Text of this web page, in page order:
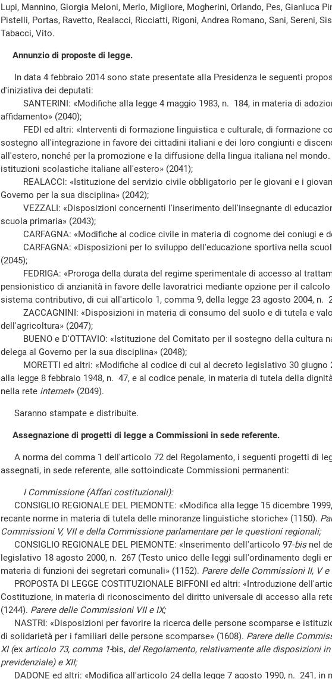
Lupi, Mannino, Giorgia Meloni, Merlo, Migliore, Mogherini, Orlando, Pes, Gianluca
Pistelli, Portas, Ravetto, Realacci, Ricciatti, Rigoni, Andrea Romano, Sani, Sereni,
Tabacci, Vito.
Annunzio di proposte di legge.
In data 4 febbraio 2014 sono state presentate alla Presidenza le seguenti
d'iniziativa dei deputati:
SANTERINI: «Modifiche alla legge 4 maggio 1983, n. 184, in materia di
affidamento» (2040);
FEDI ed altri: «Interventi di formazione linguistica e culturale, di formazione
sostegno all'integrazione in favore dei cittadini italiani e dei loro congiunti e
all'estero, nonché per la promozione e la diffusione della lingua italiana nel
istituzioni scolastiche italiane all'estero» (2041);
REALACCI: «Istituzione del servizio civile obbligatorio per le giovani e i
Governo per la sua disciplina» (2042);
VEZZALI: «Disposizioni concernenti l'inserimento dell'insegnante di
scuola primaria» (2043);
CARFAGNA: «Modifiche al codice civile in materia di cognome dei coniugi e
CARFAGNA: «Disposizioni per lo sviluppo dell'educazione sportiva nella
(2045);
FEDRIGA: «Proroga della durata del regime sperimentale di accesso al
pensionistico di anzianità in favore delle lavoratrici mediante opzione per il
sistema contributivo, di cui all'articolo 1, comma 9, della legge 23 agosto 2004, n.
ZACCAGNINI: «Disposizioni in materia di consumo del suolo e di tutela e
dell'agricoltura» (2047);
BUENO e D'OTTAVIO: «Istituzione del Comitato per il sostegno della cultura
delega al Governo per la sua disciplina» (2048);
MORETTI ed altri: «Modifiche al codice di cui al decreto legislativo 30 giugno
alla legge 8 febbraio 1948, n. 47, e al codice penale, in materia di tutela della
nella rete internet» (2049).
Saranno stampate e distribuite.
Assegnazione di progetti di legge a Commissioni in sede referente.
A norma del comma 1 dell'articolo 72 del Regolamento, i seguenti progetti di
assegnati, in sede referente, alle sottoindicate Commissioni permanenti:
I Commissione (Affari costituzionali):
CONSIGLIO REGIONALE DEL PIEMONTE: «Modifica alla legge 15 dicembre
recante norme in materia di tutela delle minoranze linguistiche storiche» (1150).
Commissioni V, VII e della Commissione parlamentare per le questioni regionali;
CONSIGLIO REGIONALE DEL PIEMONTE: «Inserimento dell'articolo 97-bisnel
legislativo 18 agosto 2000, n. 267 (Testo unico delle leggi sull'ordinamento degli
materia di funzioni dei segretari comunali» (1152). Parere delle Commissioni II, V e
PROPOSTA DI LEGGE COSTITUZIONALE BIFFONI ed altri: «Introduzione
Costituzione, in materia di riconoscimento del diritto universale di accesso alla
(1244). Parere delle Commissioni VII e IX;
NASTRI: «Disposizioni per favorire la ricerca delle persone scomparse e
di solidarietà per i familiari delle persone scomparse» (1608). Parere delle
XI (ex articolo 73, comma 1-bis, del Regolamento, relativamente alle disposizioni
previdenziale) e XII;
DADONE ed altri: «Modifica all'articolo 24 della legge 7 agosto 1990, n. 241, in